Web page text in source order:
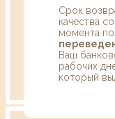
Срок
качества
момента
Ваш
рабочих
который